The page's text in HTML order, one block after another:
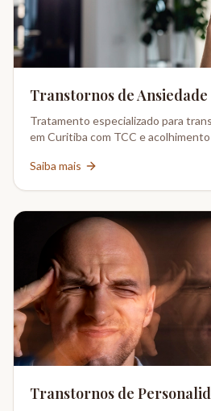
Transtornos de Ansiedade
Tratamento especializado para
em Curitiba com TCC e
Saiba mais
Transtornos de